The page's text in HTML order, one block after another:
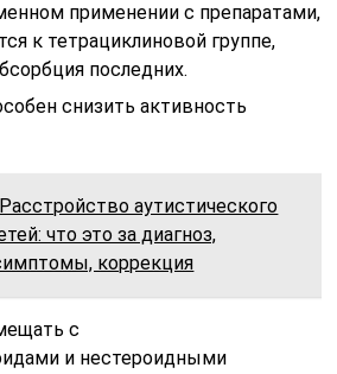
применении с препаратами,
к тетрациклиновой группе,
последних.
снизить активность
Расстройство аутистического
что это за диагноз,
коррекция
с
и нестероидными